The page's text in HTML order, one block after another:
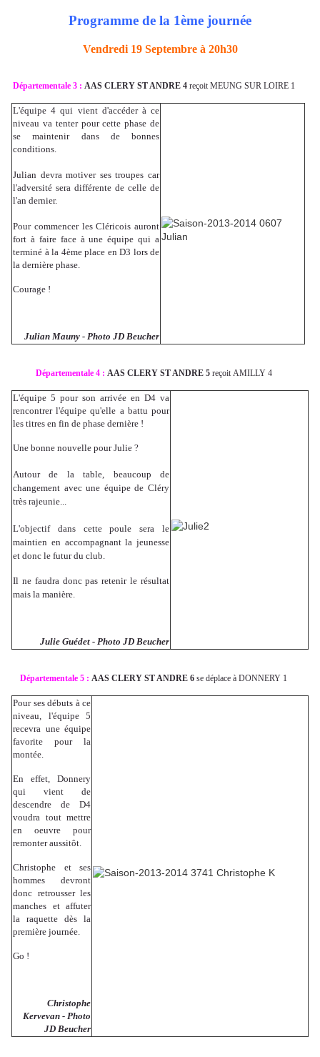
Programme de la 1ème journée
Vendredi 19 Septembre à 20h30
Départementale 3 : AAS CLERY ST ANDRE 4reçoit MEUNG SUR LOIRE 1
L'équipe 4 qui vient d'accéder à ce
niveau va tenter pour cette phase de
se maintenir dans de bonnes
conditions.
Julian devra motiver ses troupes car
l'adversité sera différente de celle de
l'an dernier.
Pour commencer les Cléricois auront
fort à faire face à une équipe qui a
terminé à la 4ème place en D3 lors de
la dernière phase.
Courage !
Julian Mauny - Photo JD Beucher
Départementale 4 : AAS CLERY ST ANDRE 5reçoit AMILLY 4
L'équipe 5 pour son arrivée en D4 va
rencontrer l'équipe qu'elle a battu pour
les titres en fin de phase dernière !
Une bonne nouvelle pour Julie ?
Autour de la table, beaucoup de
changement avec une équipe de Cléry
très rajeunie...
L'objectif dans cette poule sera le
maintien en accompagnant la jeunesse
et donc le futur du club.
Il ne faudra donc pas retenir le résultat
mais la manière.
Julie Guédet - Photo JD Beucher
Départementale 5 : AAS CLERY ST ANDRE 6 se déplace à DONNERY 1
Pour ses débuts à ce
niveau, l'équipe 5
recevra une équipe
favorite pour la
montée.
En effet, Donnery
qui vient de
descendre de D4
voudra tout mettre
en oeuvre pour
remonter aussitôt.
Christophe et ses
hommes devront
donc retrousser les
manches et affuter
la raquette dès la
première journée.
Go !
Christophe
Kervevan - Photo
JD Beucher